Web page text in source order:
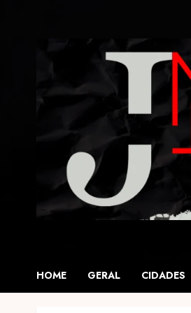
HOME GERAL CIDADES